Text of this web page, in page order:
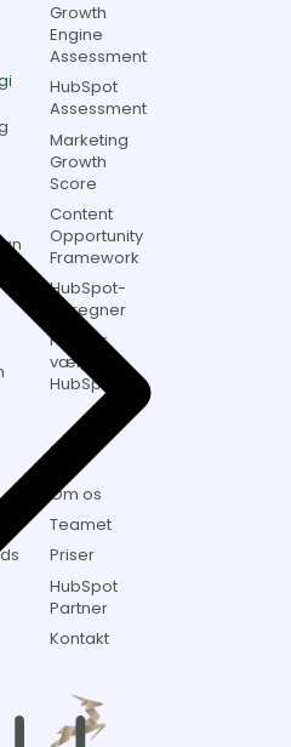
Growth
Engine
Assessment
HubSpot
Assessment
Marketing
Growth
Score
Content
Opportunity
Framework
HubSpot-
beregner
Hvorfor
vælge
HubSpot?
Itch
Om os
Teamet
Priser
HubSpot
Partner
Kontakt